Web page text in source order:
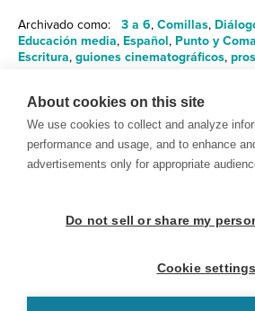
Archivado como: 3 a 6, Comillas,
Educación media, Español, Punto y Coma
Escritura, guiones cinematográficos,
Compartir
© 1999-2026 BrainPOP. Todos los
About cookies on this site
We use cookies to collect and analyze
performance and usage, and to enhance
advertisements only for appropriate
Do not sell or share my
Cookie settings